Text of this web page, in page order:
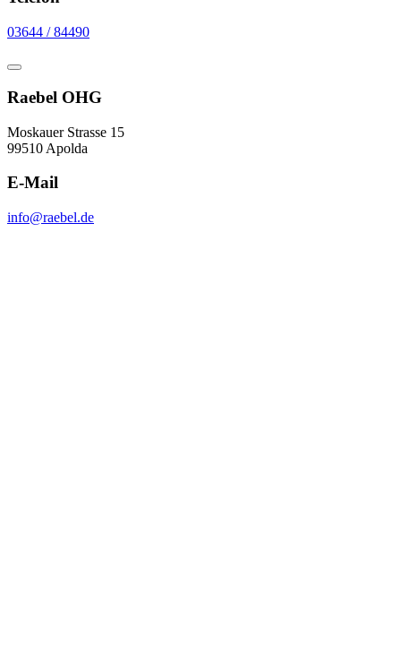
03644 / 84490
Raebel OHG
Moskauer Strasse 15
99510 Apolda
E-Mail
info@raebel.de